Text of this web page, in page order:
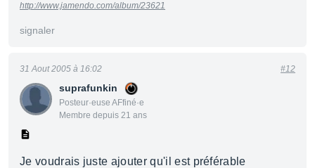
http://www.jamendo.com/album/23621
signaler
suprafunkin
Posteur·euse AFfiné·e
Membre depuis 21 ans
31 Aout 2005 à 16:02 #12
Je voudrais juste ajouter qu'il est préférable